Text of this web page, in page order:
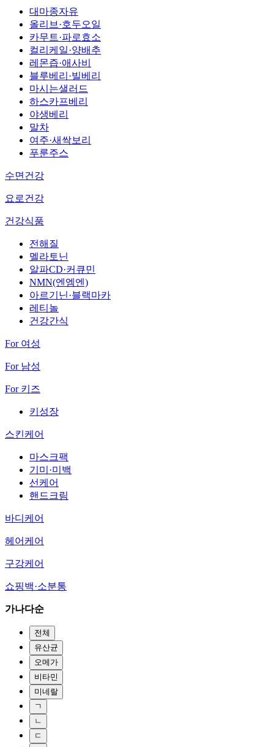
대마종자유
올리브·호두오일
카무트·파로효소
컬리케일·양배추
레몬즙·애사비
블루베리·빌베리
마시는샐러드
하스카프베리
야생베리
말차
여주·새싹보리
푸룬주스
수면건강
요로건강
건강식품
전해질
멜라토닌
알파CD·커큐민
NMN(엔엠엔)
아르기닌·블랙마카
레티놀
건강간식
For 여성
For 남성
For 키즈
키성장
스킨케어
마스크팩
기미·미백
선케어
핸드크림
바디케어
헤어케어
구강케어
쇼핑백·소분통
가나다순
전체
유산균
오메가
비타민
미네랄
ㄱ
ㄴ
ㄷ